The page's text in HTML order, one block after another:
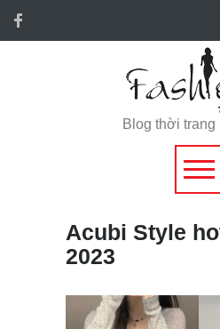
Blog thời trang
Acubi Style
2023